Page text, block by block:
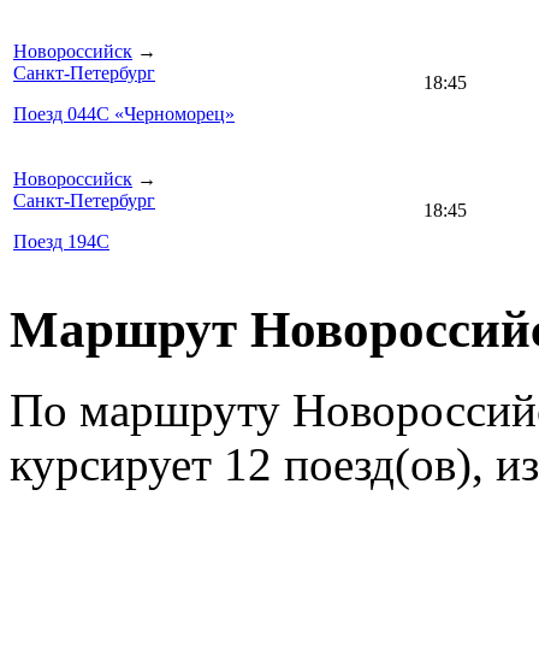
Новороссийск →
Санкт-Петербург
Поезд 044С «Черноморец»
18:45
Новороссийск →
Санкт-Петербург
Поезд 194С
18:45
Маршрут
По маршруту
курсирует 12 поезд(ов),